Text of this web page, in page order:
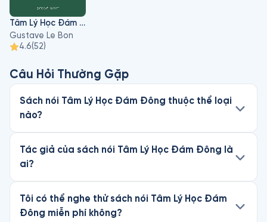
Tâm Lý Học Đám Đông
Gustave Le Bon
4.6(52)
Câu Hỏi Thường Gặp
Sách nói Tâm Lý Học Đám Đông thuộc thể loại
nào?
Tác giả của sách nói Tâm Lý Học Đám Đông là
ai?
Tôi có thể nghe thử sách nói Tâm Lý Học Đám
Đông miễn phí không?